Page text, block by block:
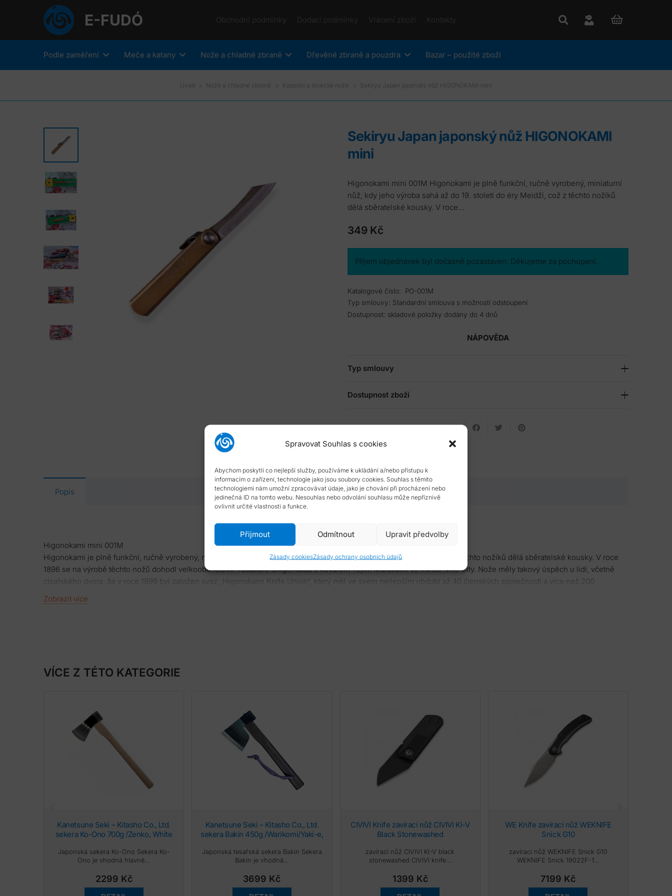
Spravovat Souhlas s cookies
Abychom poskytli co nejlepší služby, používáme k ukládání a/nebo přístupu k
informacím o zařízení, technologie jako jsou soubory cookies. Souhlas s těmito
technologiemi nám umožní zpracovávat údaje, jako je chování při procházení nebo
jedinečná ID na tomto webu. Nesouhlas nebo odvolání souhlasu může nepříznivě
ovlivnit určité vlastnosti a funkce.
Přijmout Odmítnout Upravit předvolby
Zásady cookiesZásady ochrany osobních údajů
E-FUDÓ Obchodní podmínky Dodací podmínky Vrácení zboží Kontakty
Podle zaměření Meče a katany Nože a chladné zbraně Dřevěné zbraně a pouzdra Bazar – použité zboží
Úvod > Nože a chladné zbraně > Kapesní a lovecké nože > Sekiryu Japan japonský nůž HIGONOKAMI mini
Sekiryu Japan japonský nůž HIGONOKAMI
mini
Higonokami mini 001M Higonokami je plně funkční, ručně vyrobený, miniaturní
nůž, kdy jeho výroba sahá až do 19. století do éry Meidži, což z těchto nožíků
dělá sběratelské kousky. V roce…
349 Kč
Příjem objednávek byl dočasně pozastaven. Děkujeme za pochopení.
Katalogové číslo:
PO-001M
Typ smlouvy: Standardní smlouva s možností odstoupení
Dostupnost: skladové položky dodány do 4 dnů
NÁPOVĚDA
Typ smlouvy
Dostupnost zboží
Popis
Higonokami mini 001M
Higonokami je plně funkční, ručně vyrobený, miniaturní nůž, kdy jeho výroba sahá až do 19. století do éry Meidži, což z těchto nožíků dělá sběratelské kousky. V roce
1896 se na výrobě těchto nožů dohodl velkoobchodník Tasaburo Shigematsu s kovářem Tejim Murakami ve městě Miki City. Nože měly takový úspěch u lidí, včetně
císařského dvora, že v roce 1899 byl založen svaz „Higonokami Knife Union“, který měl ve svém nejlepším období až 40 členských společností a více než 200
v roce 1910 zaregistrovaná ochranná známka Higonokami. V roce 1911 si ho dokonce koupil korunní princ a později i císař Taisho a to oblibu Higonokami ještě zvýšilo.
Zobrazit více
VÍCE Z TÉTO KATEGORIE
Kanetsune Seki – Kitasho Co., Ltd.
sekera Ko-Ono 700g /Zenko, White
Japonská sekera Ko-Ono Sekera Ko-
Ono je vhodná hlavně…
2299 Kč
Kanetsune Seki – Kitasho Co., Ltd.
sekera Bakin 450g /Warikomi/Yaki-e,
Japonská tesařská sekera Bakin Sekera
Bakin je vhodná…
3699 Kč
CIVIVI Knife zavírací nůž CIVIVI Ki-V
Black Stonewashed
zavírací nůž CIVIVI KI-V black
stonewashed CIVIVI knife…
1399 Kč
WE Knife zavírací nůž WEKNIFE
Snick G10
zavírací nůž WEKNIFE Snick G10
WEKNIFE Snick 19022F-1…
7199 Kč